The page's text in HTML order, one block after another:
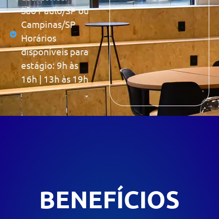
São Paulo/SP ou
Campinas/SP
Horários
disponíveis para
estágio: 9h às
16h | 13h às 19h
BENEFÍCIOS